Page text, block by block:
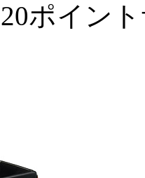
20ポイン